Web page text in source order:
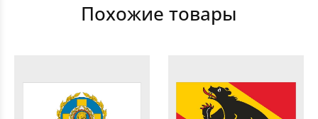
Похожие товары